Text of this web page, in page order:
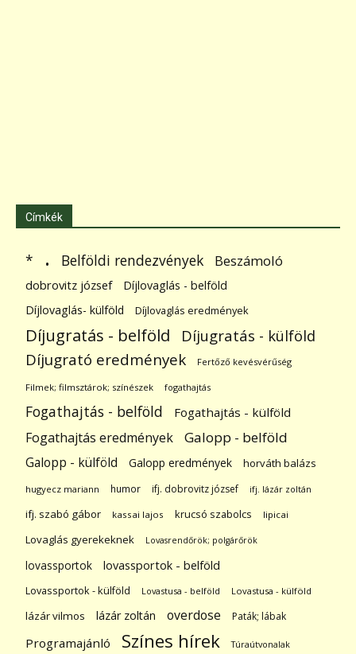
Címkék
* . Belföldi rendezvények Beszámoló
dobrovitz józsef
Díjlovaglás - belföld
Díjlovaglás- külföld
Díjlovaglás eredmények
Díjugratás - belföld Díjugratás - külföld
Díjugrató eredmények Fertőző kevésvérűség
Filmek; filmsztárok; színészek fogathajtás
Fogathajtás - belföld Fogathajtás - külföld
Fogathajtás eredmények Galopp - belföld
Galopp - külföld Galopp eredmények horváth balázs
hugyecz mariann humor ifj. dobrovitz józsef ifj. lázár zoltán
ifj. szabó gábor kassai lajos krucsó szabolcs lipicai
Lovaglás gyerekeknek Lovasrendőrök; polgárőrök
lovassportok lovassportok - belföld
Lovassportok - külföld Lovastusa - belföld Lovastusa - külföld
lázár vilmos lázár zoltán overdose Paták; lábak
Programajánló Színes hírek Túraútvonalak